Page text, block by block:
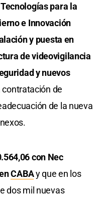
para la
e Innovación
y puesta en
de videovigilancia
y nuevos
contratación de
de la nueva
con Nec
CABAy que en los
dos mil nuevas